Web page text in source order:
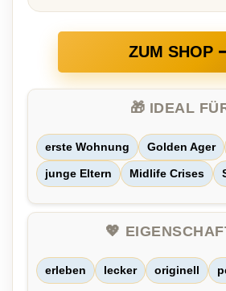
ZUM SHOP
🎁 IDEAL
erste Wohnung Golden Ager
junge Eltern Midlife Crises
💖
erleben lecker originell